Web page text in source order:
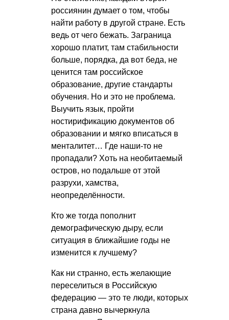
россиянин думает о том, чтобы
найти работу в другой стране. Есть
ведь от чего бежать. Заграница
хорошо платит, там стабильности
больше, порядка, да вот беда, не
ценится там российское
образование, другие стандарты
обучения. Но и это не проблема.
Выучить язык, пройти
ностирификацию документов об
образовании и мягко вписаться в
менталитет… Где наши-то не
пропадали? Хоть на необитаемый
остров, но подальше от этой
разрухи, хамства,
неопределённости.
Кто же тогда пополнит
демографическую дыру, если
ситуация в ближайшие годы не
изменится к лучшему?
Как ни странно, есть желающие
переселиться в Российскую
федерацию — это те люди, которых
страна давно вычеркнула